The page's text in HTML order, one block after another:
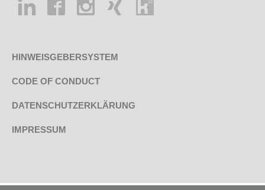
HINWEISGEBERSYSTEM
CODE OF CONDUCT
DATENSCHUTZERKLÄRUNG
IMPRESSUM